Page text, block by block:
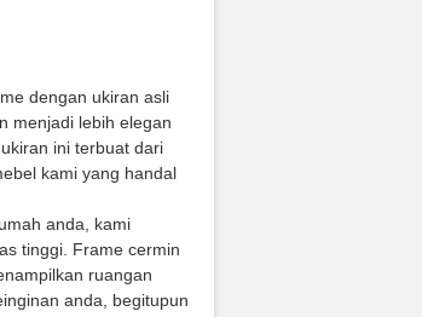
dengan ukiran asli
menjadi lebih elegan
ini terbuat dari
kami yang handal
anda, kami
tinggi. Frame cermin
ruangan
anda, begitupun